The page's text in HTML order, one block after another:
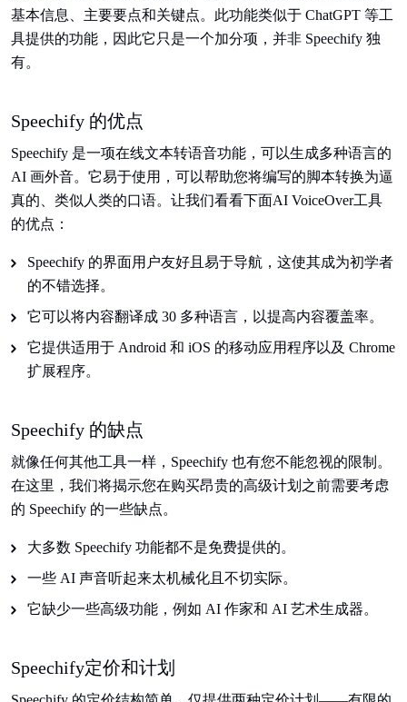
基本信息、主要要点和关键点。此功能类似于 ChatGPT 等工
具提供的功能，因此它只是一个加分项，并非 Speechify 独
有。
Speechify 的优点
Speechify 是一项在线文本转语音功能，可以生成多种语言的
AI 画外音。它易于使用，可以帮助您将编写的脚本转换为逼
真的、类似人类的口语。让我们看看下面AI VoiceOver工具
的优点：
Speechify 的界面用户友好且易于导航，这使其成为初学者
的不错选择。
它可以将内容翻译成 30 多种语言，以提高内容覆盖率。
它提供适用于 Android 和 iOS 的移动应用程序以及 Chrome
扩展程序。
Speechify 的缺点
就像任何其他工具一样，Speechify 也有您不能忽视的限制。
在这里，我们将揭示您在购买昂贵的高级计划之前需要考虑
的 Speechify 的一些缺点。
大多数 Speechify 功能都不是免费提供的。
一些 AI 声音听起来太机械化且不切实际。
它缺少一些高级功能，例如 AI 作家和 AI 艺术生成器。
Speechify定价和计划